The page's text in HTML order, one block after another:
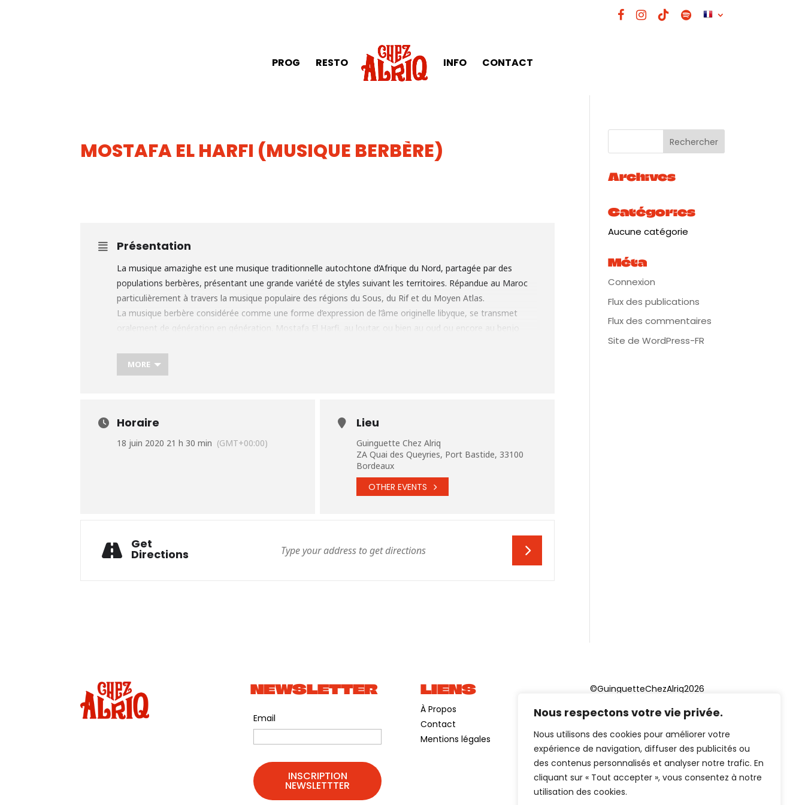
Nous respectons votre vie privée.
Nous utilisons des cookies pour améliorer votre
expérience de navigation, diffuser des publicités ou
des contenus personnalisés et analyser notre trafic. En
cliquant sur « Tout accepter », vous consentez à notre
utilisation des cookies.
PROG RESTO INFO CONTACT
MOSTAFA EL HARFI (MUSIQUE BERBÈRE)
Présentation
La musique amazighe est une musique traditionnelle autochtone d’Afrique du Nord, partagée par des
populations berbères, présentant une grande variété de styles suivant les territoires. Répandue au Maroc
particulièrement à travers la musique populaire des régions du Sous, du Rif et du Moyen Atlas.
La musique berbère considérée comme une forme d’expression de l’âme originelle libyque, se transmet
oralement de génération en génération. Mostafa El Harfi, au loutar, ou bien au oud ou encore au benjo
Credit photo : Richard Zeboulon
MORE
Horaire
18 juin 2020 21 h 30 min (GMT+00:00)
Lieu
Guinguette Chez Alriq
ZA Quai des Queyries, Port Bastide, 33100
Bordeaux
OTHER EVENTS
Get
Directions
Archives
Catégories
Aucune catégorie
Méta
Connexion
Flux des publications
Flux des commentaires
Site de WordPress-FR
NEWSLETTER
Email
LIENS
À Propos
Contact
Mentions légales
©GuinguetteChezAlriq2026
Création site internet YOSOY